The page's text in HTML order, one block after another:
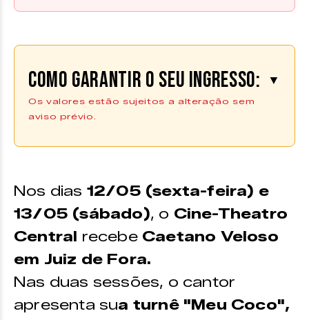
Como garantir o seu ingresso: ▼
Os valores estão sujeitos a alteração sem
aviso prévio.
feira) – Compre aqui
*pontos de venda, vide texto
Plateia A Central –
450 (INTEIRA)
[APENAS 13/05]Plateia A Esquerda– R$
Nos dias 12/05 (sexta-feira) e
13/05 (sábado), o Cine-Theatro
Central recebeCaetano Veloso
em Juiz de Fora.
Nas duas sessões, o cantor
apresenta sua turnê "Meu Coco",